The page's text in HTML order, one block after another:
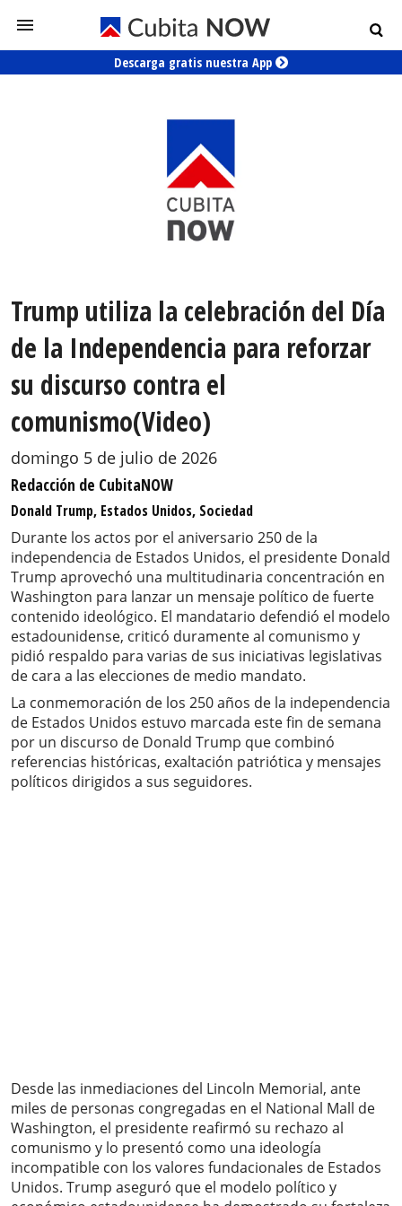
Descarga gratis nuestra App
Trump utiliza la celebración del Día
de la Independencia para reforzar
su discurso contra el
comunismo(Video)
domingo 5 de julio de 2026
Redacción de CubitaNOW
Donald Trump, Estados Unidos, Sociedad
Durante los actos por el aniversario 250 de la
independencia de Estados Unidos, el presidente Donald
Trump aprovechó una multitudinaria concentración en
Washington para lanzar un mensaje político de fuerte
contenido ideológico. El mandatario defendió el modelo
estadounidense, criticó duramente al comunismo y
pidió respaldo para varias de sus iniciativas legislativas
de cara a las elecciones de medio mandato.
La conmemoración de los 250 años de la independencia
de Estados Unidos estuvo marcada este fin de semana
por un discurso de Donald Trump que combinó
referencias históricas, exaltación patriótica y mensajes
políticos dirigidos a sus seguidores.
Desde las inmediaciones del Lincoln Memorial, ante
miles de personas congregadas en el National Mall de
Washington, el presidente reafirmó su rechazo al
comunismo y lo presentó como una ideología
incompatible con los valores fundacionales de Estados
Unidos. Trump aseguró que el modelo político y